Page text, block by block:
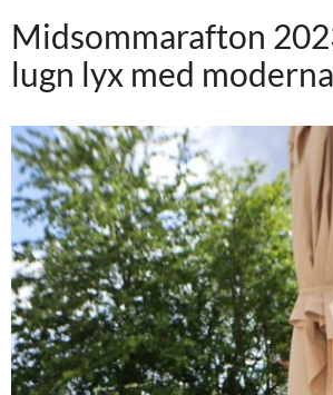
Midsommarafton
lugn lyx med